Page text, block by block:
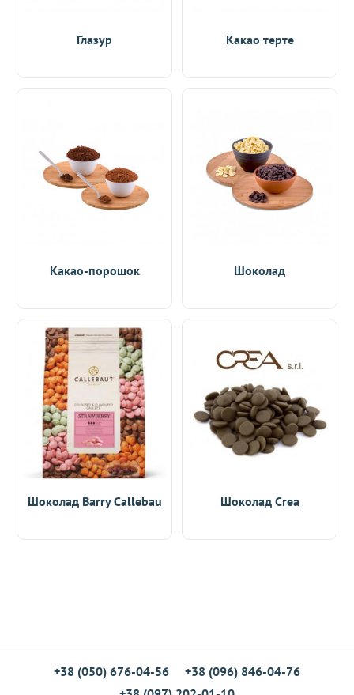
Глазур Какао терте
Какао-порошок Шоколад
Шоколад Barry Callebau Шоколад Crea
+38 (050) 676-04-56
+38 (096) 846-04-76